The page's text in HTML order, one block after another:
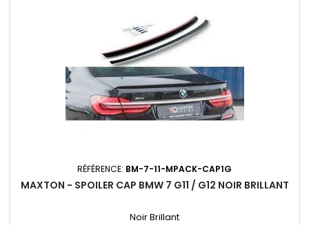
RÉFÉRENCE: BM-7-11-MPACK-CAP1G
MAXTON - SPOILER CAP BMW 7 G11 / G12 NOIR BRILLANT
Noir Brillant